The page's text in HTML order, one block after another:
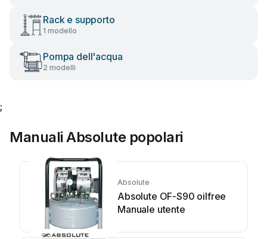
Rack e supporto
1 modello
Pompa dell'acqua
2 modelli
;
Manuali Absolute popolari
Absolute
Absolute OF-S90 oilfree
Manuale utente